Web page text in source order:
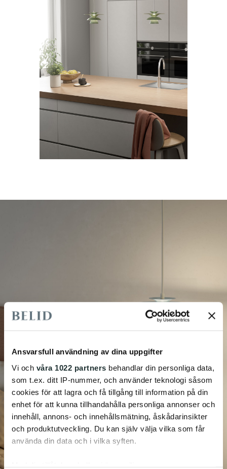
Ansvarsfull användning av dina uppgifter
Vi och våra 1022 partners behandlar din personliga data,
som t.ex. ditt IP-nummer, och använder teknologi såsom
cookies för att lagra och få tillgång till information på din
enhet för att kunna tillhandahålla personliga annonser och
innehåll, annons- och innehållsmätning, åskådarinsikter
och produktutveckling. Du kan själv välja vilka som får
använda din data och i vilka syften.